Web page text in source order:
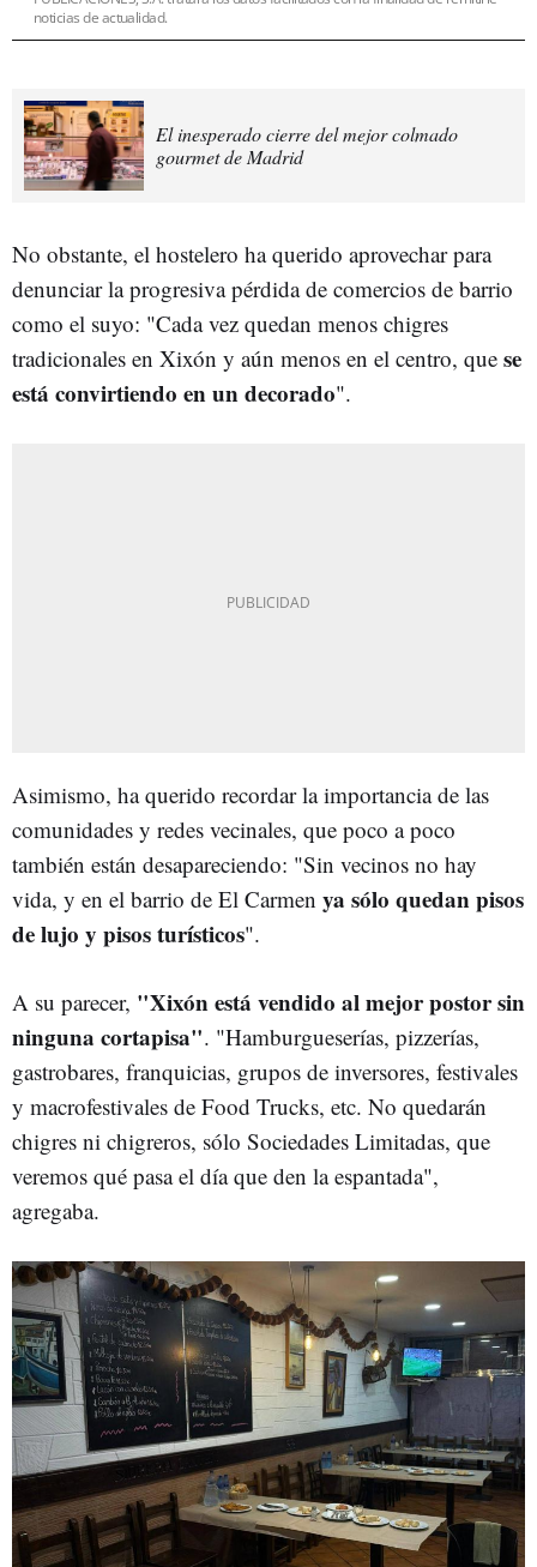
noticias de actualidad.
El inesperado cierre del mejor colmado
gourmet de Madrid
No obstante, el hostelero ha querido aprovechar para
denunciar la progresiva pérdida de comercios de barrio
como el suyo: "Cada vez quedan menos chigres
tradicionales en Xixón y aún menos en el centro, que se
está convirtiendo en un decorado".
Asimismo, ha querido recordar la importancia de las
comunidades y redes vecinales, que poco a poco
también están desapareciendo: "Sin vecinos no hay
vida, y en el barrio de El Carmen ya sólo quedan pisos
de lujo y pisos turísticos".
A su parecer, "Xixón está vendido al mejor postor sin
ninguna cortapisa". "Hamburgueserías, pizzerías,
gastrobares, franquicias, grupos de inversores, festivales
y macrofestivales de Food Trucks, etc. No quedarán
chigres ni chigreros, sólo Sociedades Limitadas, que
veremos qué pasa el día que den la espantada",
agregaba.